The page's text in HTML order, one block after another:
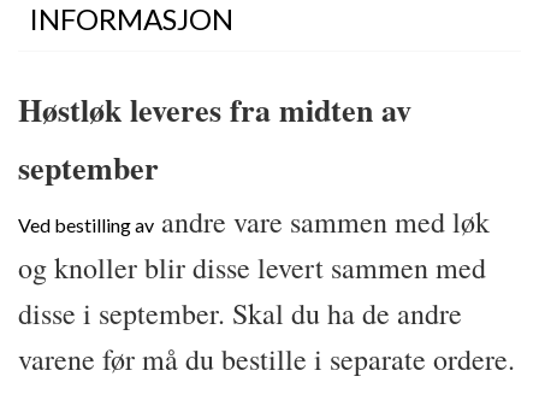
INFORMASJON
Høstløk leveres fra midten av
september
Ved bestilling av andre vare sammen med løk
og knoller blir disse levert sammen med
disse i september. Skal du ha de andre
varene før må du bestille i separate ordere.